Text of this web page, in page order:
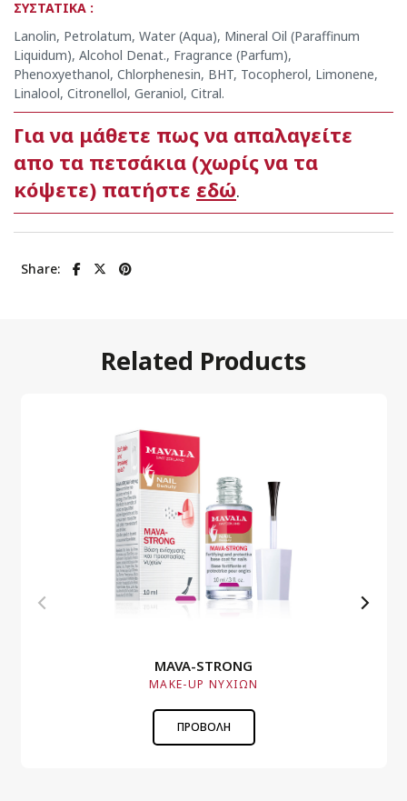
ΣΥΣΤΑΤΙΚΑ :
Lanolin, Petrolatum, Water (Aqua), Mineral Oil (Paraffinum
Liquidum), Alcohol Denat., Fragrance (Parfum),
Phenoxyethanol, Chlorphenesin, BHT, Tocopherol, Limonene,
Linalool, Citronellol, Geraniol, Citral.
Για να μάθετε πως να απαλαγείτε
απο τα πετσάκια (χωρίς να τα
κόψετε) πατήστε εδώ.
Share:
Related Products
MAVA-STRONG
MAKE-UP ΝΥΧΙΩΝ
ΠΡΟΒΟΛΗ